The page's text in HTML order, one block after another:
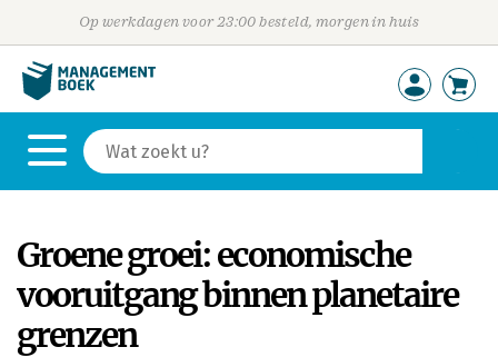
Op werkdagen voor 23:00 besteld, morgen in huis
Groene groei: economische
vooruitgang binnen planetaire
grenzen